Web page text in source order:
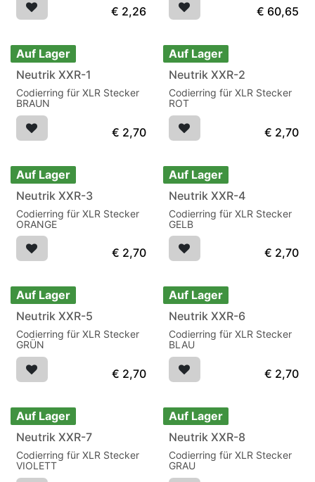
€ 2,26 € 60,65
Auf Lager
Neutrik XXR-1
Codierring für XLR Stecker
BRAUN
€ 2,70
Auf Lager
Neutrik XXR-2
Codierring für XLR Stecker
ROT
€ 2,70
Auf Lager
Neutrik XXR-3
Codierring für XLR Stecker
ORANGE
€ 2,70
Auf Lager
Neutrik XXR-4
Codierring für XLR Stecker
GELB
€ 2,70
Auf Lager
Neutrik XXR-5
Codierring für XLR Stecker
GRÜN
€ 2,70
Auf Lager
Neutrik XXR-6
Codierring für XLR Stecker
BLAU
€ 2,70
Auf Lager
Neutrik XXR-7
Codierring für XLR Stecker
VIOLETT
Auf Lager
Neutrik XXR-8
Codierring für XLR Stecker
GRAU